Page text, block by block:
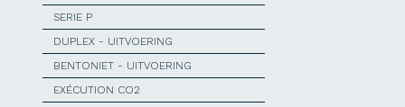
SERIE P
DUPLEX - UITVOERING
BENTONIET - UITVOERING
EXÉCUTION CO2